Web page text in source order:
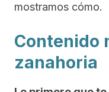
mostramos cómo.
Contenido
zanahoria